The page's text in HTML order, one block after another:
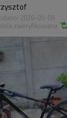
2026-05-09
zweryfikowana